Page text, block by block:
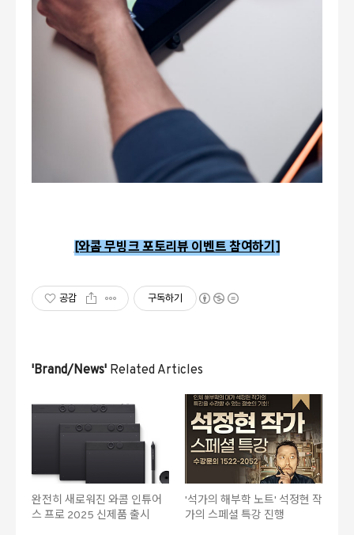
[와콤 무빙크 포토리뷰 이벤트 참여하기]
공감 구독하기
'Brand/News' Related Articles
완전히 새로워진 와콤 인튜어
스 프로 2025 신제품 출시
'석가의 해부학 노트' 석정현 작
가의 스페셜 특강 진행